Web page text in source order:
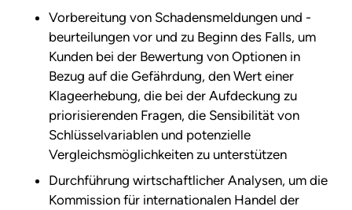
Vorbereitung von Schadensmeldungen und -
beurteilungen vor und zu Beginn des Falls, um
Kunden bei der Bewertung von Optionen in
Bezug auf die Gefährdung, den Wert einer
Klageerhebung, die bei der Aufdeckung zu
priorisierenden Fragen, die Sensibilität von
Schlüsselvariablen und potenzielle
Vergleichsmöglichkeiten zu unterstützen
Durchführung wirtschaftlicher Analysen, um die
Kommission für internationalen Handel der